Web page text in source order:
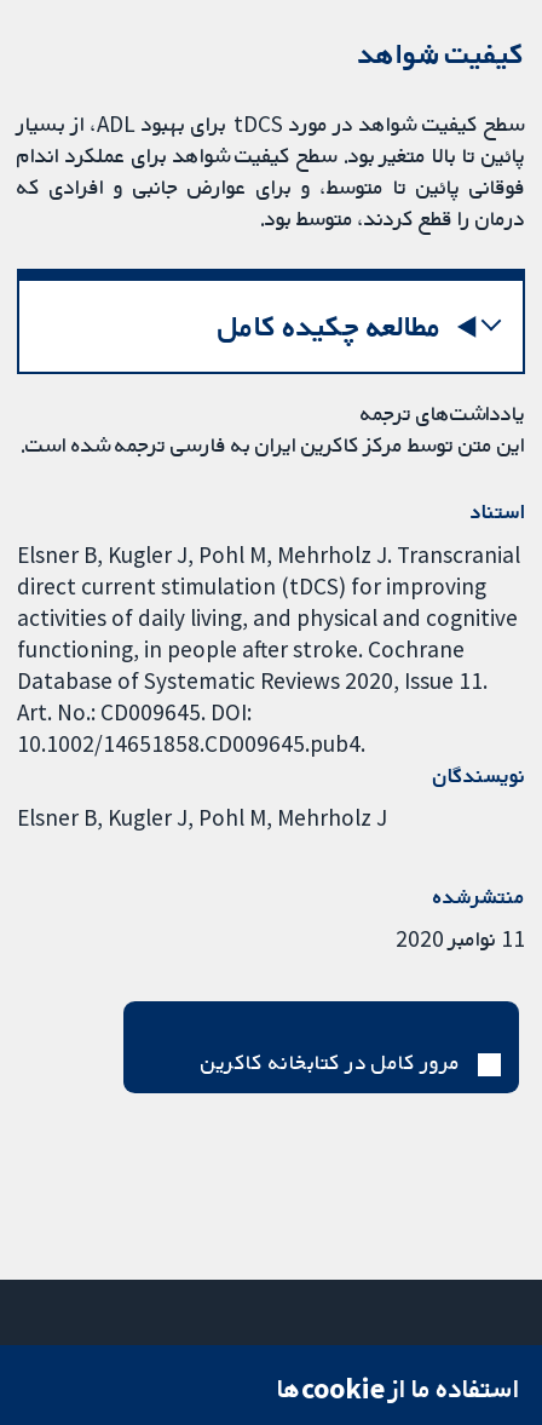
کیفیت شواهد
سطح کیفیت شواهد در مورد tDCS برای بهبود ADL، از بسیار
پائین تا بالا متغیر بود. سطح کیفیت شواهد برای عملکرد اندام
فوقانی پائین تا متوسط، و برای عوارض جانبی و افرادی که
درمان را قطع کردند، متوسط بود.
مطالعه چکیده کامل
یادداشت‌های ترجمه
این متن توسط مرکز کاکرین ایران به فارسی ترجمه شده است.
استناد
Elsner B, Kugler J, Pohl M, Mehrholz J. Transcranial
direct current stimulation (tDCS) for improving
activities of daily living, and physical and cognitive
functioning, in people after stroke. Cochrane
Database of Systematic Reviews 2020, Issue 11.
Art. No.: CD009645. DOI:
10.1002/14651858.CD009645.pub4.
نویسندگان
Elsner B Kugler J Pohl M Mehrholz J
منتشرشده
11 نوامبر 2020
مرور کامل در کتابخانه کاکرین
میدان کاوندیش
استفاده ما از cookie‌ها